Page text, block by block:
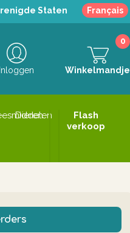
Staten Français
Inloggen Winkelmandje
0
Dieren
Flash
verkoop